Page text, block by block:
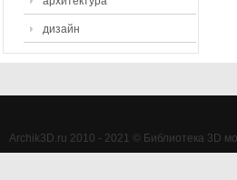
дизайн
Archik3D.ru 2010 - 2021 © Библиотека 3D